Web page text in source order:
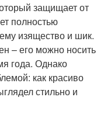
защищает от
полностью
изящество и шик.
– его можно носить
года. Однако
как красиво
стильно и